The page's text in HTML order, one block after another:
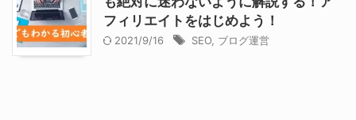
フィリエイトをはじめよう！
2021/9/16 SEO ブログ運営